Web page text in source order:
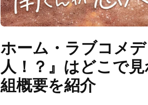
ホーム・ラブコメ
人！？』はどこで
組概要を紹介